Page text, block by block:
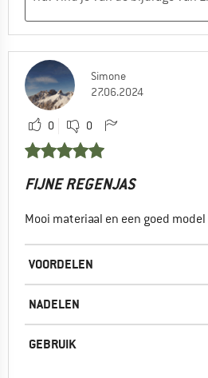
Simone
27.06.2024
0 0
FIJNE REGENJAS
Mooi materiaal en een goed model
VOORDELEN
NADELEN
GEBRUIK